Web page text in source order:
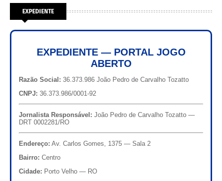
EXPEDIENTE
EXPEDIENTE — PORTAL JOGO
ABERTO
Razão Social: 36.373.986 João Pedro de Carvalho Tozatto
CNPJ: 36.373.986/0001-92
Jornalista Responsável: João Pedro de Carvalho Tozatto —
DRT 0002281/RO
Endereço: Av. Carlos Gomes, 1375 — Sala 2
Bairro: Centro
Cidade: Porto Velho — RO